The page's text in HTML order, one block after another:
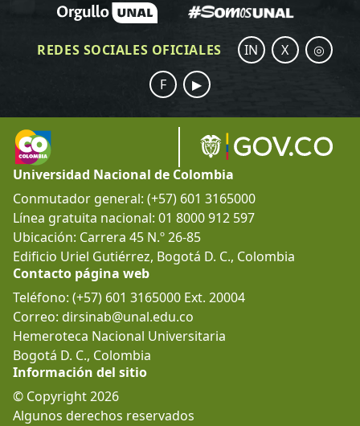
REDES SOCIALES OFICIALES IN X
◎
F
▶
Universidad Nacional de Colombia
Conmutador general: (+57) 601 3165000
Línea gratuita nacional: 01 8000 912 597
Ubicación: Carrera 45 N.º 26-85
Edificio Uriel Gutiérrez, Bogotá D. C., Colombia
Contacto página web
Teléfono: (+57) 601 3165000 Ext. 20004
Correo: dirsinab@unal.edu.co
Hemeroteca Nacional Universitaria
Bogotá D. C., Colombia
Información del sitio
© Copyright 2026
Algunos derechos reservados